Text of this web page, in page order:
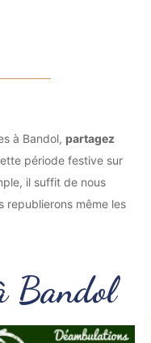
à Bandol, partagez
période festive sur
il suffit de nous
republierons même les
Bandol